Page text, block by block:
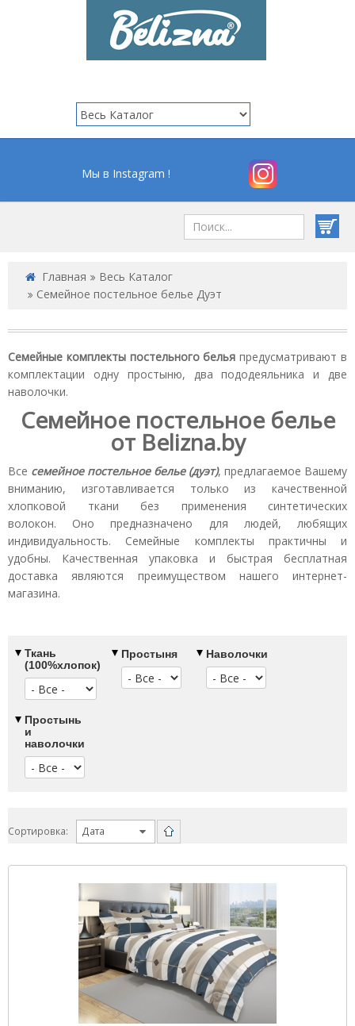
Мы в Instagram !
Главная
Весь Каталог
Семейное постельное белье Дуэт
Семейные комплекты постельного белья предусматривают в
комплектации одну простыню, два пододеяльника и две
наволочки.
Семейное постельное белье
от Belizna.by
Все семейное постельное белье (дуэт), предлагаемое Вашему
вниманию, изготавливается только из качественной
хлопковой ткани без применения синтетических
волокон. Оно предназначено для людей, любящих
индивидуальность. Семейные комплекты практичны и
удобны. Качественная упаковка и быстрая бесплатная
доставка являются преимуществом нашего интернет-
магазина.
Ткань
(100%хлопок)
Простыня Наволочки
Простынь
и
наволочки
Сортировка: